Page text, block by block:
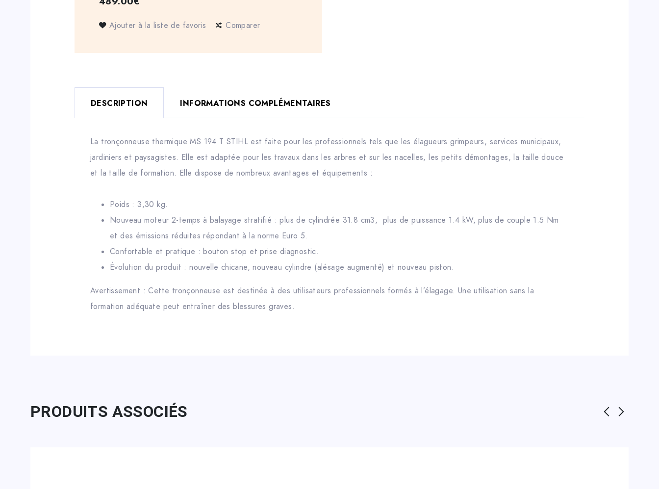
Ajouter à la liste de favoris Comparer
DESCRIPTION INFORMATIONS COMPLÉMENTAIRES
La tronçonneuse thermique MS 194 T STIHL est faite pour les professionnels tels que les élagueurs grimpeurs, services municipaux,
jardiniers et paysagistes. Elle est adaptée pour les travaux dans les arbres et sur les nacelles, les petits démontages, la taille douce
et la taille de formation. Elle dispose de nombreux avantages et équipements :
Poids : 3,30 kg.
Nouveau moteur 2-temps à balayage stratifié : plus de cylindrée 31.8 cm3, plus de puissance 1.4 kW, plus de couple 1.5 Nm
et des émissions réduites répondant à la norme Euro 5.
Confortable et pratique : bouton stop et prise diagnostic.
Évolution du produit : nouvelle chicane, nouveau cylindre (alésage augmenté) et nouveau piston.
Avertissement : Cette tronçonneuse est destinée à des utilisateurs professionnels formés à l’élagage. Une utilisation sans la
formation adéquate peut entraîner des blessures graves.
PRODUITS ASSOCIÉS